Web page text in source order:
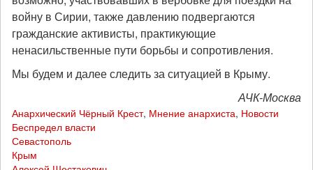
войну в Сирии, также давлению подвергаются
гражданские активисты, практикующие
ненасильственные пути борьбы и сопротивления.
Мы будем и далее следить за ситуацией в Крыму.
АЧК-Москва
Анархический Чёрный Крест, Мнение анархиста, Новости
Беспредел власти
Севастополь
Крым